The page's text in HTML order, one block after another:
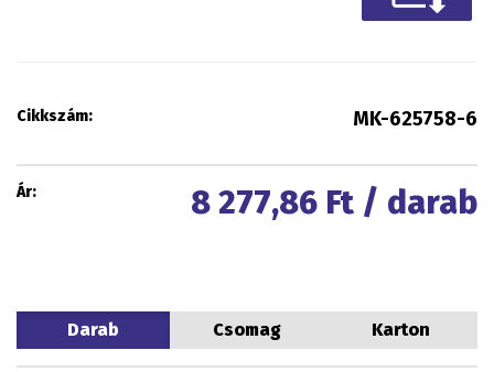
Cikkszám: MK-625758-6
Ár: 8 277,86 Ft / darab
Darab Csomag Karton